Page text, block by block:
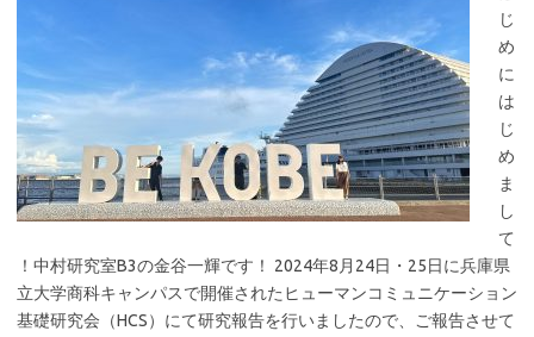
じ
め
に
は
じ
め
ま
し
て
！中村研究室B3の金谷一輝です！ 2024年8月24日・25日に兵庫県
立大学商科キャンパスで開催されたヒューマンコミュニケーション
基礎研究会（HCS）にて研究報告を行いましたので、ご報告させて